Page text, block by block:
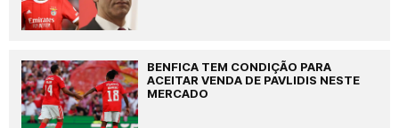
BENFICA TEM CONDIÇÃO PARA
ACEITAR VENDA DE PAVLIDIS NESTE
MERCADO